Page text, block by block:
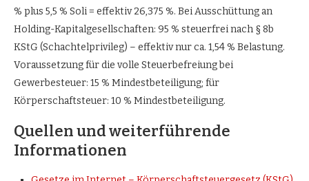
% plus 5,5 % Soli = effektiv 26,375 %. Bei Ausschüttung an
Holding-Kapitalgesellschaften: 95 % steuerfrei nach § 8b
KStG (Schachtelprivileg) – effektiv nur ca. 1,54 % Belastung.
Voraussetzung für die volle Steuerbefreiung bei
Gewerbesteuer: 15 % Mindestbeteiligung; für
Körperschaftsteuer: 10 % Mindestbeteiligung.
Quellen und weiterführende
Informationen